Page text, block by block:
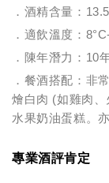
．酒精含量：
．適飲溫度：
．陳年潛力：10
．餐酒搭配：非
燴白肉 (如雞肉
水果奶油蛋糕。
專業酒評肯定